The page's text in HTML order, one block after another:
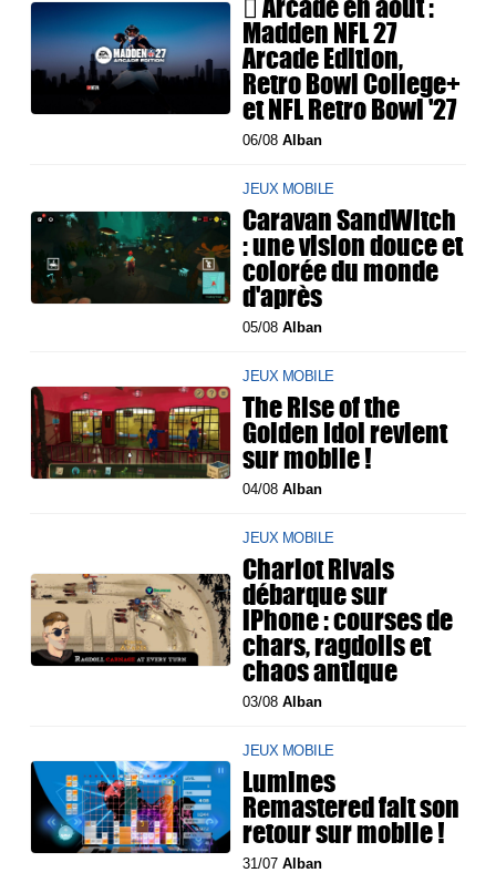
Madden NFL 27
Arcade Edition,
Retro Bowl College+
et NFL Retro Bowl '27
06/08Alban
JEUX MOBILE
Caravan SandWitch
: une vision douce et
colorée du monde
d'après
05/08Alban
JEUX MOBILE
The Rise of the
Golden Idol revient
sur mobile !
04/08Alban
JEUX MOBILE
Chariot Rivals
débarque sur
iPhone : courses de
chars, ragdolls et
chaos antique
03/08Alban
JEUX MOBILE
Lumines
Remastered fait son
retour sur mobile !
31/07Alban